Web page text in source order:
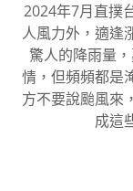
2024年7月直撲
人風力外，適逢
驚人的降雨量
情，但頻頻都是
方不要說颱風來
成這